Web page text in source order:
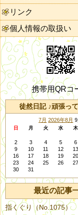
リンク
個人情報の取扱い
携帯用QRコ
徒然日記 ♪頑張っ
7月 2026年8月 9
日 月 火 水 木
2
3 4 5 6
9
10 11 12 13
16
17 18 19 20
23
24 25 26 27
30
31
最近の記事
指くぐり（No.1075）